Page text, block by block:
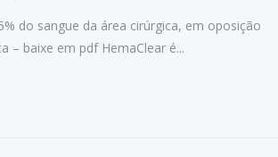
do sangue da área cirúrgica, em oposição
– baixe em pdf HemaClear é...